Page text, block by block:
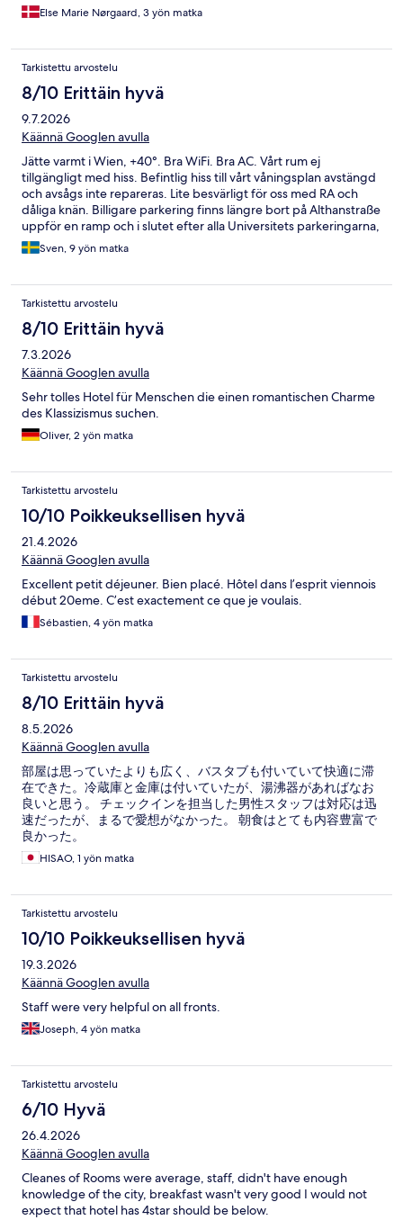
Else Marie Nørgaard, 3 yön matka
Tarkistettu arvostelu
8/10 Erittäin hyvä
9.7.2026
Käännä Googlen avulla
Jätte varmt i Wien, +40°. Bra WiFi. Bra AC. Vårt rum ej
tillgängligt med hiss. Befintlig hiss till vårt våningsplan avstängd
och avsågs inte repareras. Lite besvärligt för oss med RA och
dåliga knän. Billigare parkering finns längre bort på Althanstraße
uppför en ramp och i slutet efter alla Universitets parkeringarna,
ca 15 min/1000m.
Sven, 9 yön matka
Tarkistettu arvostelu
8/10 Erittäin hyvä
7.3.2026
Käännä Googlen avulla
Sehr tolles Hotel für Menschen die einen romantischen Charme
des Klassizismus suchen.
Oliver, 2 yön matka
Tarkistettu arvostelu
10/10 Poikkeuksellisen hyvä
21.4.2026
Käännä Googlen avulla
Excellent petit déjeuner. Bien placé. Hôtel dans l’esprit viennois
début 20eme. C’est exactement ce que je voulais.
Sébastien, 4 yön matka
Tarkistettu arvostelu
8/10 Erittäin hyvä
8.5.2026
Käännä Googlen avulla
部屋は思っていたよりも広く、バスタブも付いていて快適に滞
在できた。冷蔵庫と金庫は付いていたが、湯沸器があればなお
良いと思う。 チェックインを担当した男性スタッフは対応は迅
速だったが、まるで愛想がなかった。 朝食はとても内容豊富で
良かった。
HISAO, 1 yön matka
Tarkistettu arvostelu
10/10 Poikkeuksellisen hyvä
19.3.2026
Käännä Googlen avulla
Staff were very helpful on all fronts.
Joseph, 4 yön matka
Tarkistettu arvostelu
6/10 Hyvä
26.4.2026
Käännä Googlen avulla
Cleanes of Rooms were average, staff, didn't have enough
knowledge of the city, breakfast wasn't very good I would not
expect that hotel has 4star should be below.